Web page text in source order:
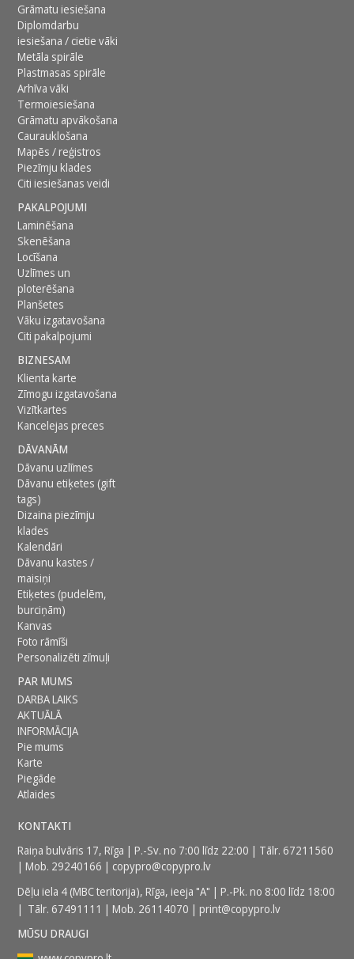
Grāmatu iesiešana
Diplomdarbu
iesiešana / cietie vāki
Metāla spirāle
Plastmasas spirāle
Arhīva vāki
Termoiesiešana
Grāmatu apvākošana
Caurauklošana
Mapēs / reģistros
Piezīmju klades
Citi iesiešanas veidi
PAKALPOJUMI
Laminēšana
Skenēšana
Locīšana
Uzlīmes un
ploterēšana
Planšetes
Vāku izgatavošana
Citi pakalpojumi
BIZNESAM
Klienta karte
Zīmogu izgatavošana
Vizītkartes
Kancelejas preces
DĀVANĀM
Dāvanu uzlīmes
Dāvanu etiķetes (gift
tags)
Dizaina piezīmju
klades
Kalendāri
Dāvanu kastes /
maisiņi
Etiķetes (pudelēm,
burciņām)
Kanvas
Foto rāmīši
Personalizēti zīmuļi
PAR MUMS
DARBA LAIKS
AKTUĀLĀ
INFORMĀCIJA
Pie mums
Karte
Piegāde
Atlaides
KONTAKTI
Raiņa bulvāris 17, Rīga | P.-Sv. no 7:00 līdz 22:00 | Tālr. 67211560
| Mob. 29240166 | copypro@copypro.lv
Dēļu iela 4 (MBC teritorija), Rīga, ieeja "A" | P.-Pk. no 8:00 līdz 18:00
| Tālr. 67491111 | Mob. 26114070 | print@copypro.lv
MŪSU DRAUGI